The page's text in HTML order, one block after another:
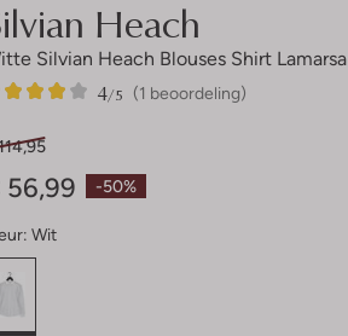
Heach
Silvian Heach Blouses Shirt Lamarsa
(1 beoordeling)
4/5
-50%
56,99
Wit